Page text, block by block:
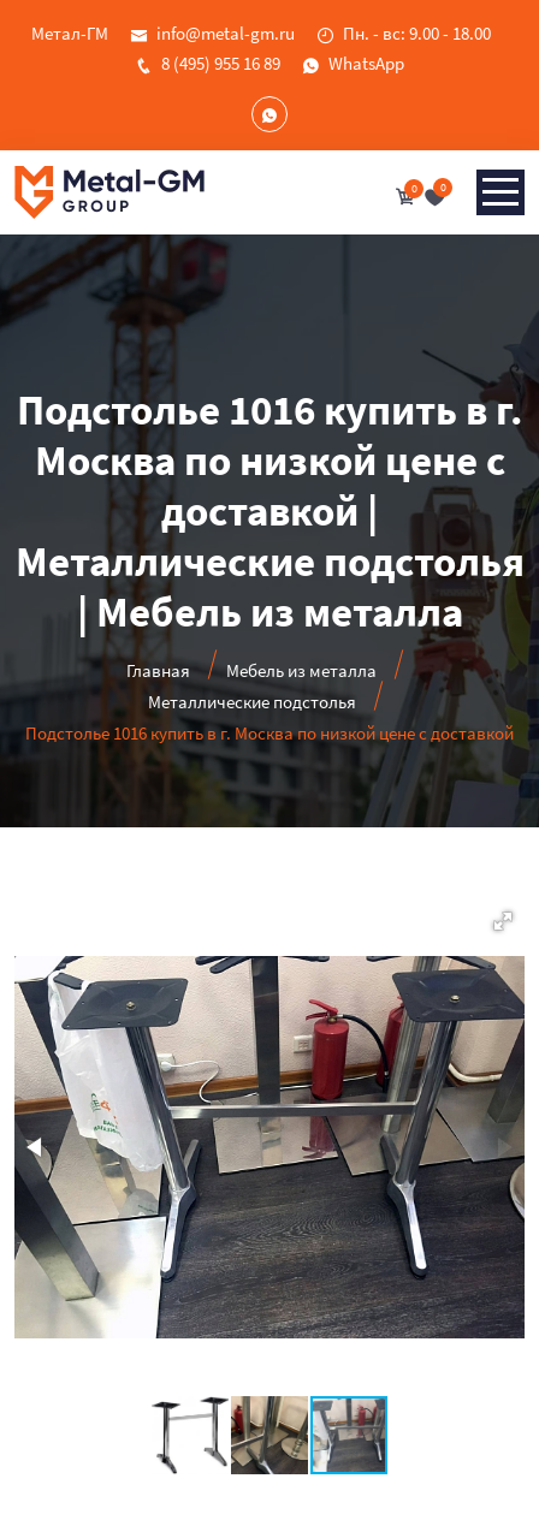
Метал-ГМ info@metal-gm.ru
Пн. - вс: 9.00 - 18.00
8 (495) 955 16 89
WhatsApp
0 0
Подстолье 1016 купить в г.
Москва по низкой цене с
доставкой |
Металлические подстолья
| Мебель из металла
Главная
Мебель из металла
Металлические подстолья
Подстолье 1016 купить в г. Москва по низкой цене с доставкой